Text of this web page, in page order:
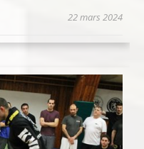
22 mars 2024